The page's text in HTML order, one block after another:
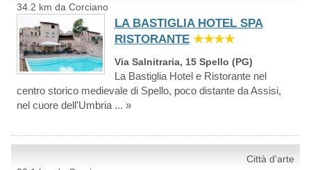
34.2 km da Corciano
LA BASTIGLIA HOTEL SPA
RISTORANTE ★★★★
Via Salnitraria, 15 Spello (PG)
La Bastiglia Hotel e Ristorante nel
centro storico medievale di Spello, poco distante da Assisi,
nel cuore dell'Umbria ... »
Città d'arte